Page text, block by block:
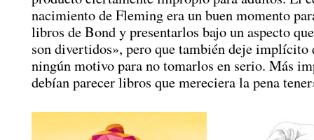
nacimiento de Fleming era un buen momento
libros de Bond y presentarlos bajo un aspecto
son divertidos», pero que también deje implícito
ningún motivo para no tomarlos en serio. Más
debían parecer libros que mereciera la pena